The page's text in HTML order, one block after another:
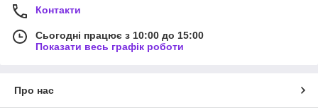
Контакти
Сьогодні працює з 10:00 до 15:00
Показати весь графік роботи
Про нас